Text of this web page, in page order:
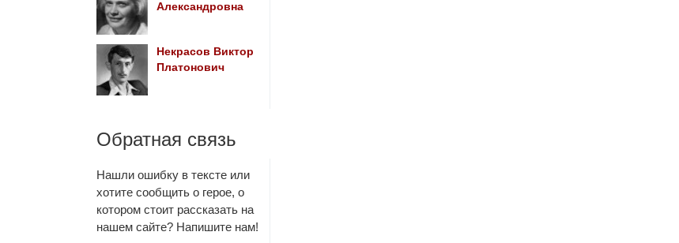
Александровна
Некрасов Виктор
Платонович
Обратная связь
Нашли ошибку в тексте или
хотите сообщить о герое, о
котором стоит рассказать на
нашем сайте? Напишите нам!